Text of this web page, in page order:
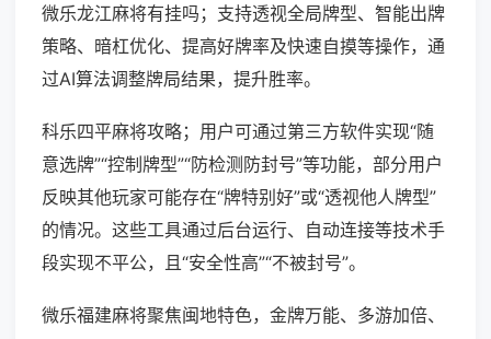
微乐龙江麻将有挂吗；支持透视全局牌型、智能出牌
策略、暗杠优化、提高好牌率及快速自摸等操作，通
过AI算法调整牌局结果，提升胜率。
科乐四平麻将攻略；用户可通过第三方软件实现“随
意选牌”“控制牌型”“防检测防封号”等功能，部分用户
反映其他玩家可能存在“牌特别好”或“透视他人牌型”
的情况。这些工具通过后台运行、自动连接等技术手
段实现不平公，且“安全性高”“不被封号”。
微乐福建麻将聚焦闽地特色，金牌万能、多游加倍、